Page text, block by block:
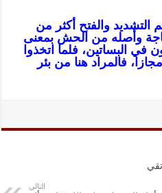
التشديد والفتح أكثر من
وأصله من الحش بمعنى
في البساتين، فلما اتخذوا
فالمراد هنا من بئر
التالي